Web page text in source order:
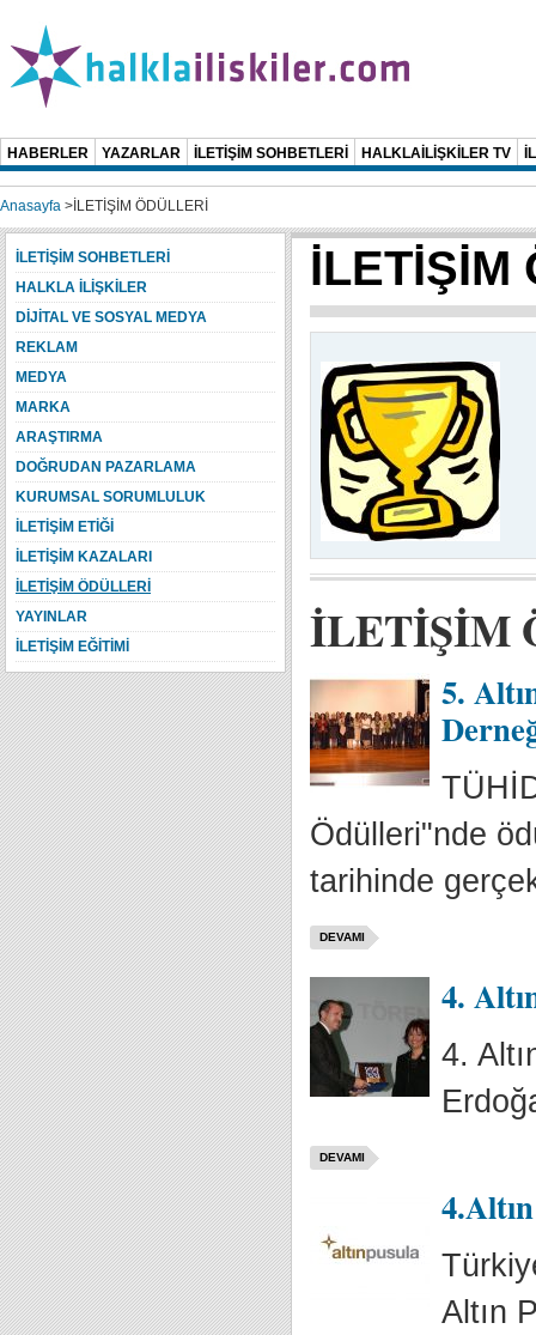
HABERLER YAZARLAR İLETİŞİM SOHBETLERİ HALKLAİLİŞKİLER TV
Anasayfa > İLETİŞİM ÖDÜLLERİ
İLETİŞİM
İLETİŞİM
5.
Ödülleri"nde
tarihinde
DEVAMI
4.
4.
DEVAMI
Altın
İLETİŞİM SOHBETLERİ
HALKLA İLİŞKİLER
DİJİTAL VE SOSYAL MEDYA
REKLAM
MEDYA
MARKA
ARAŞTIRMA
DOĞRUDAN PAZARLAMA
KURUMSAL SORUMLULUK
İLETİŞİM ETİĞİ
İLETİŞİM KAZALARI
İLETİŞİM ÖDÜLLERİ
YAYINLAR
İLETİŞİM EĞİTİMİ